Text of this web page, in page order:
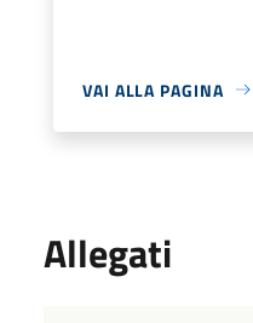
VAI ALLA PAGINA
Allegati